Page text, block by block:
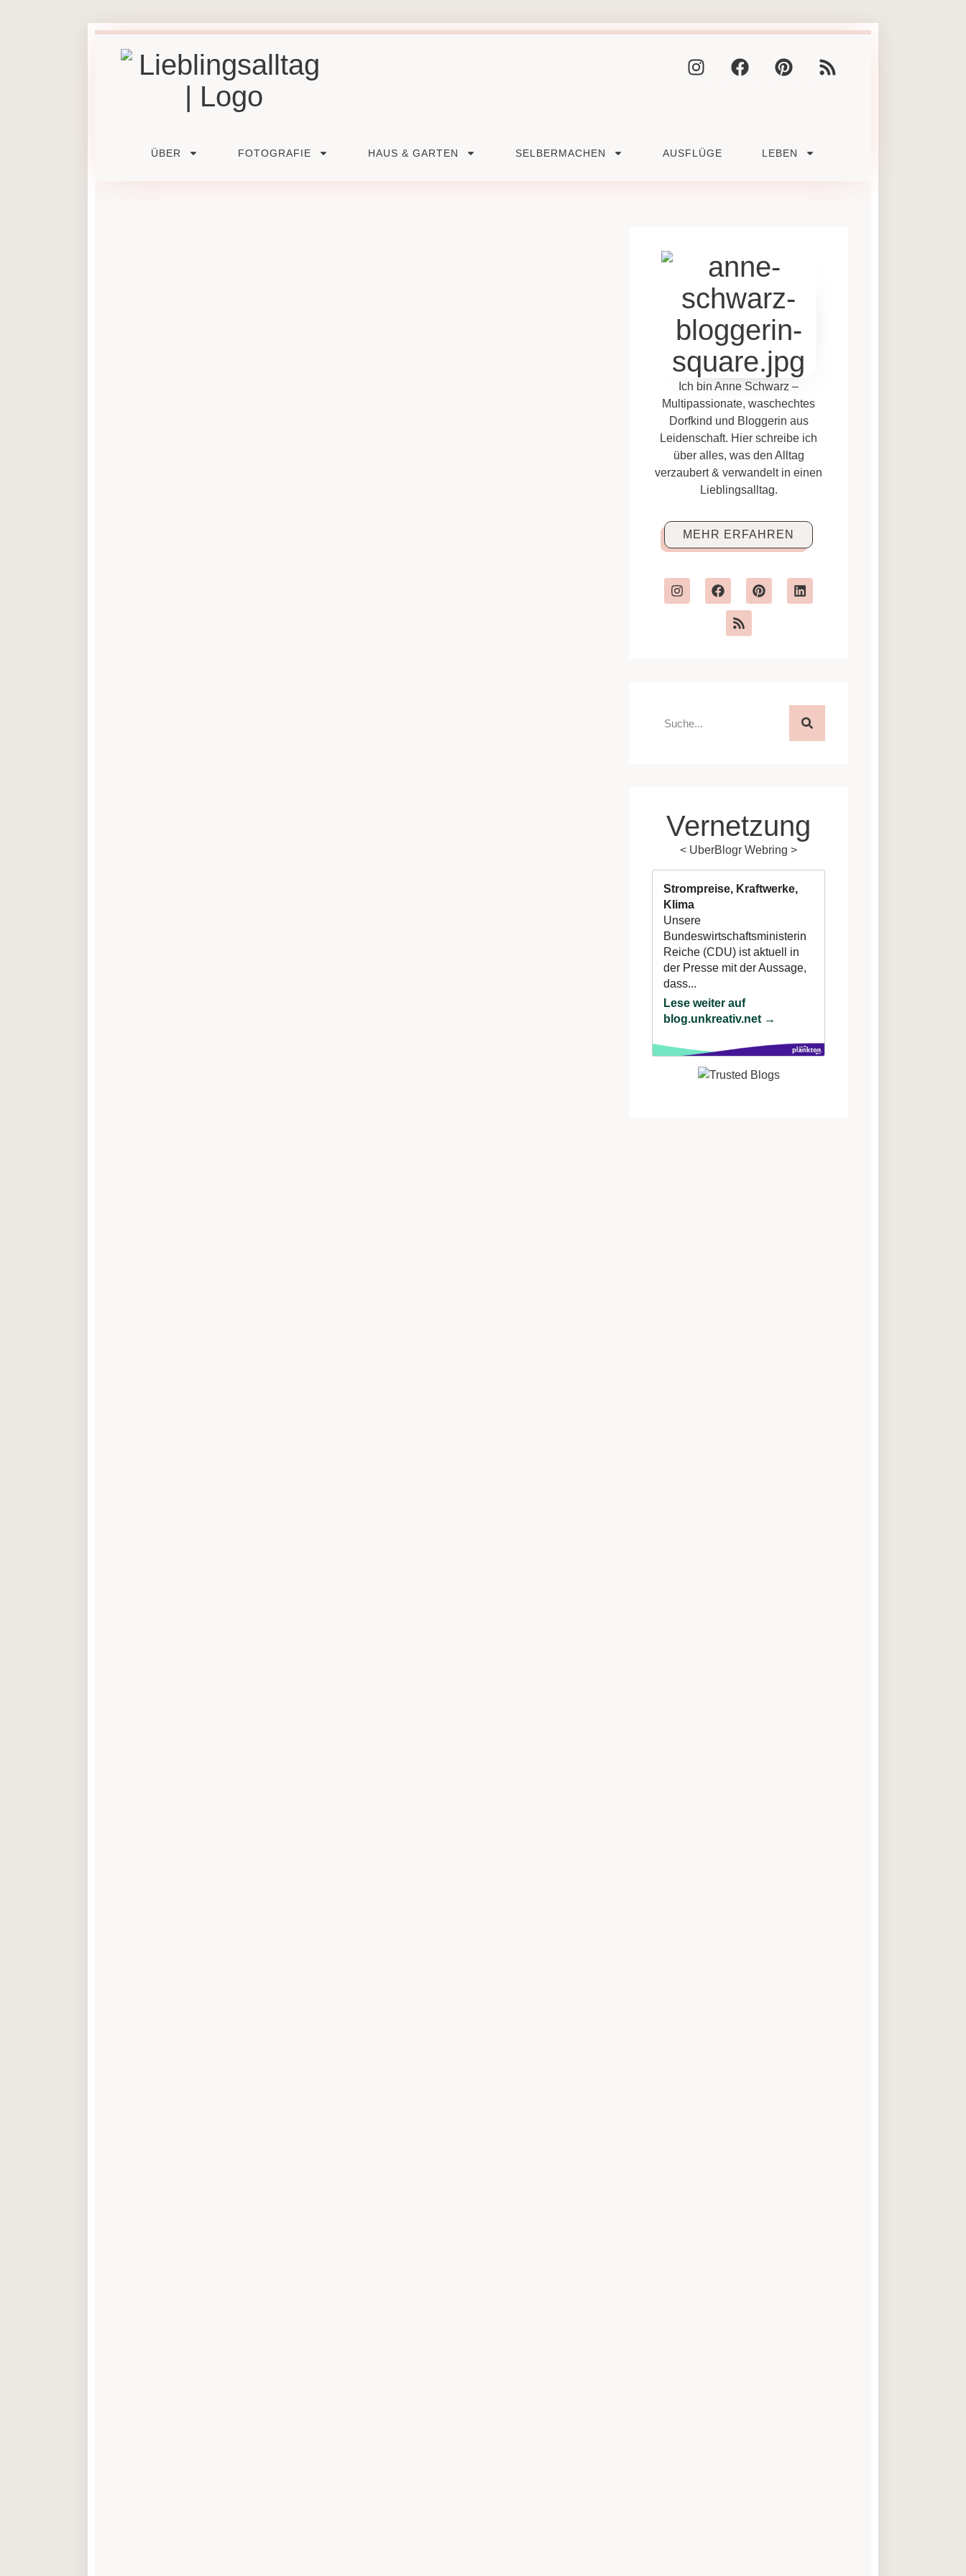
ÜBER FOTOGRAFIE HAUS & GARTEN SELBERMACHEN AUSFLÜGE LEBEN
Ich bin Anne Schwarz –
Multipassionate, waschechtes
Dorfkind und Bloggerin aus
Leidenschaft. Hier schreibe ich
über alles, was den Alltag
verzaubert & verwandelt in einen
Lieblingsalltag.
MEHR ERFAHREN
Vernetzung
< UberBlogr Webring >
Strompreise, Kraftwerke,
Klima
Unsere
Bundeswirtschaftsministerin
Reiche (CDU) ist aktuell in
der Presse mit der Aussage,
dass...
Lese weiter auf
blog.unkreativ.net →